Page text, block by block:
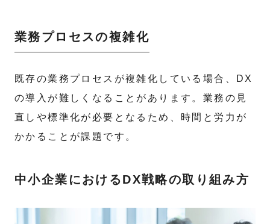
業務プロセスの複雑化
既存の業務プロセスが複雑化している場合、DX
の導入が難しくなることがあります。業務の見
直しや標準化が必要となるため、時間と労力が
かかることが課題です。
中小企業におけるDX戦略の取り組み方